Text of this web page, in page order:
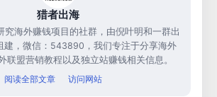
猎者出海
究海外赚钱项目的社群，由倪叶明和一群出
建，微信：543890，我们专注于分享海外
联盟营销教程以及独立站赚钱相关信息。
阅读全部文章 访问网站